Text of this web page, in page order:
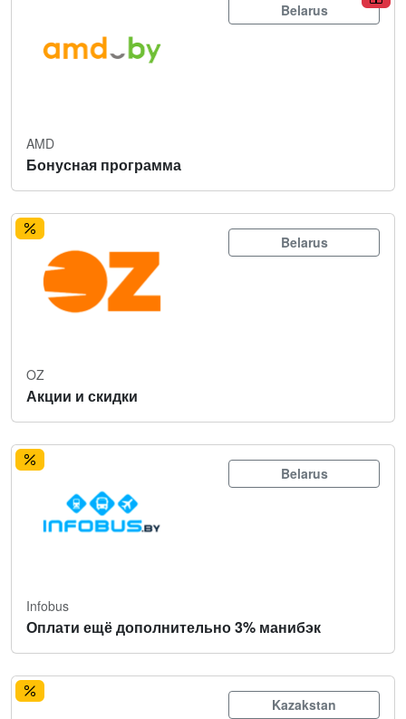
Belarus
AMD
Бонусная программа
Belarus
OZ
Акции и скидки
Belarus
Infobus
Оплати ещё дополнительно 3% манибэк
Kazakstan